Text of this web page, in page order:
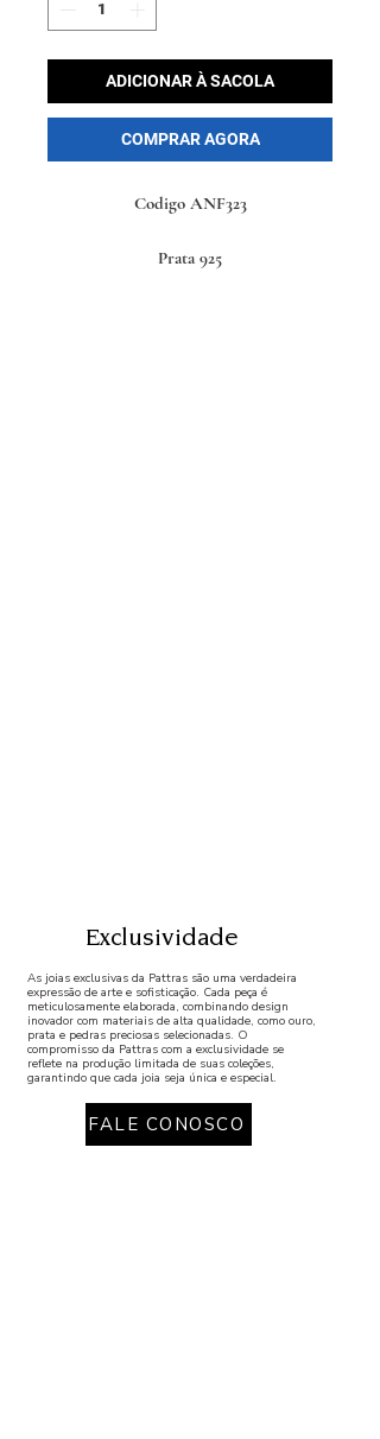
ADICIONAR À SACOLA
COMPRAR AGORA
Codigo ANF323
Prata 925
Exclusividade
As joias exclusivas da Pattras são uma verdadeira
expressão de arte e sofisticação. Cada peça é
meticulosamente elaborada, combinando design
inovador com materiais de alta qualidade, como ouro,
prata e pedras preciosas selecionadas. O
compromisso da Pattras com a exclusividade se
reflete na produção limitada de suas coleções,
garantindo que cada joia seja única e especial.
FALE CONOSCO